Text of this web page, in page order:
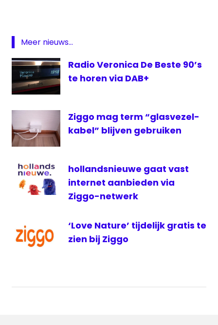
veronica
ziggo
Meer nieuws...
Radio Veronica De Beste 90’s
te horen via DAB+
Ziggo mag term “glasvezel-
kabel” blijven gebruiken
hollandsnieuwe gaat vast
internet aanbieden via
Ziggo-netwerk
‘Love Nature’ tijdelijk gratis te
zien bij Ziggo